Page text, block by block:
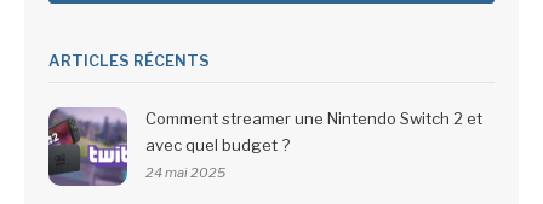
ARTICLES RÉCENTS
Comment streamer une Nintendo Switch 2 et
avec quel budget ?
24 mai 2025